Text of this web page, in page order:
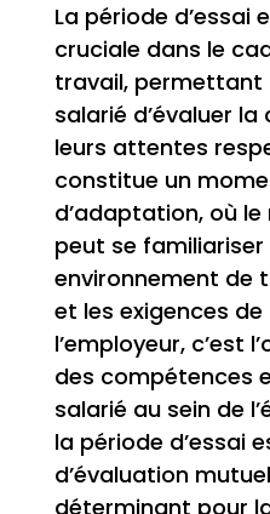
La période d’essai
cruciale dans le
travail, permettant
salarié d’évaluer
leurs attentes
constitue un
d’adaptation, où
peut se
environnement de
et les exigences
l’employeur, c’est
des compétences
salarié au sein de
la période d’essai
d’évaluation
déterminant pour